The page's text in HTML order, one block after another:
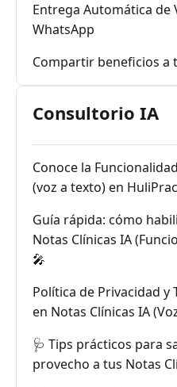
Entrega Automática de
WhatsApp
Compartir beneficios a
Consultorio IA
Conoce la
(voz a texto) en
Guía rápida: cómo
Notas Clínicas IA
🎤
Política de Privacidad
en Notas Clínicas IA
🩺 Tips prácticos para
provecho a tus Notas